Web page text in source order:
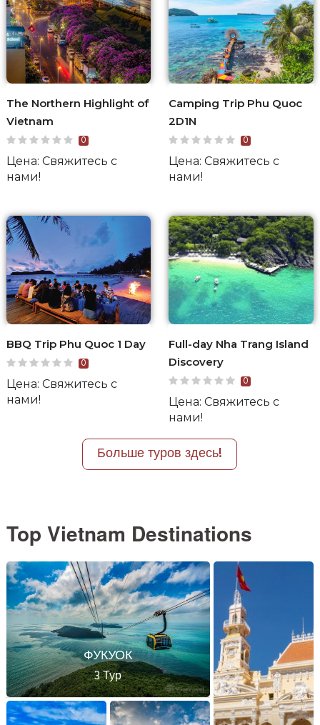
The Northern Highlight of
Vietnam
0
Цена: Свяжитесь с
нами!
Camping Trip Phu Quoc
2D1N
0
Цена: Свяжитесь с
нами!
BBQ Trip Phu Quoc 1 Day
0
Цена: Свяжитесь с
нами!
Full-day Nha Trang Island
Discovery
0
Цена: Свяжитесь с
нами!
Больше туров здесь!
Top Vietnam Destinations
ФУКУОК
3 Тур